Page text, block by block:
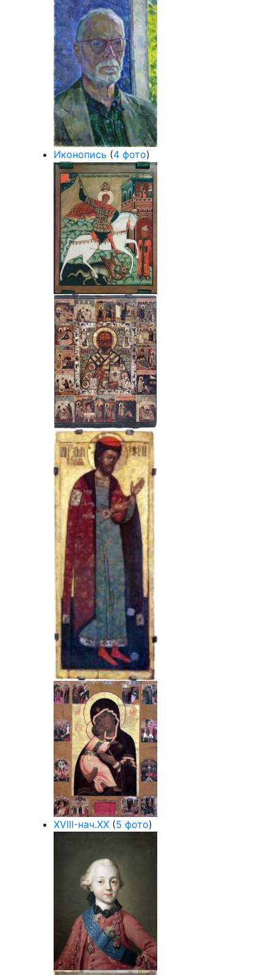
Иконопись (4 фото)
XVIII-нач.ХХ (5 фото)